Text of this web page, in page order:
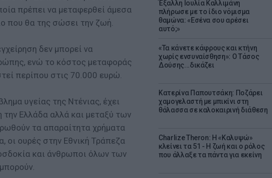
Έξαλλη Ιουλία Καλλιμάνη
πλήρωσε με το ίδιο νόμισμα
θαμώνα: «Εσένα σου αρέσει
αυτό;»
«Τα κάνετε κάφρους και κτήνη
χωρίς ενσυναίσθηση»: Ο Τάσος
Δούσης...δικάζει
Κατερίνα Παπουτσάκη: Ποζάρει
χαμογελαστή με μπικίνι στη
θάλασσα σε καλοκαιρινή διάθεση
Charlize Theron: Η «Καλυψώ»
κλείνει τα 51 - H ζωή και ο ρόλος
που άλλαξε τα πάντα για εκείνη
πρέπει να μεταφερθεί άμεσα
που θα της σώσει την ζωή.
δεν μπορεί να
ενώ το κόστος μεταφοράς
περίπου στις 70.000 ευρώ.
υγείας της Ντένιας, έχει
την Ελλάδα αλλά και μεταξύ των
τα απαραίτητα χρήματα
οι ουρές στην Εθνική Τράπεζα
και άνθρωποι όλων των